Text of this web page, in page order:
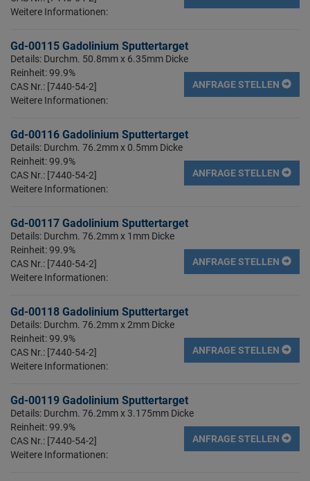
Weitere Informationen:
Gd-00115 Gadolinium Sputtertarget
Details: Durchm. 50.8mm x 6.35mm Dicke
Reinheit: 99.9%
CAS Nr.: [7440-54-2]
Weitere Informationen:
ANFRAGE STELLEN
Gd-00116 Gadolinium Sputtertarget
Details: Durchm. 76.2mm x 0.5mm Dicke
Reinheit: 99.9%
CAS Nr.: [7440-54-2]
Weitere Informationen:
ANFRAGE STELLEN
Gd-00117 Gadolinium Sputtertarget
Details: Durchm. 76.2mm x 1mm Dicke
Reinheit: 99.9%
CAS Nr.: [7440-54-2]
Weitere Informationen:
ANFRAGE STELLEN
Gd-00118 Gadolinium Sputtertarget
Details: Durchm. 76.2mm x 2mm Dicke
Reinheit: 99.9%
CAS Nr.: [7440-54-2]
Weitere Informationen:
ANFRAGE STELLEN
Gd-00119 Gadolinium Sputtertarget
Details: Durchm. 76.2mm x 3.175mm Dicke
Reinheit: 99.9%
CAS Nr.: [7440-54-2]
Weitere Informationen:
ANFRAGE STELLEN